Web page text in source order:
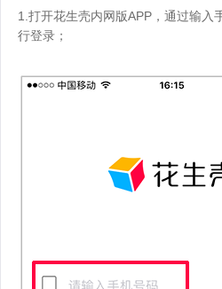
1.打开花生壳内网版APP，通过输入
行登录；